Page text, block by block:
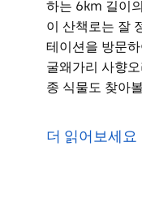
하는 6km 길이
이 산책로는 잘
테이션을 방문
굴왜가리 사향
종 식물도 찾아
으로 안성맞춤입
더 읽어보세요